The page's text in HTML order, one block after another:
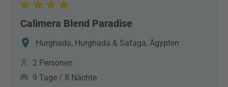
Calimera Blend Paradise
Hurghada, Hurghada & Safaga, Ägypten
2 Personen
9 Tage / 8 Nächte